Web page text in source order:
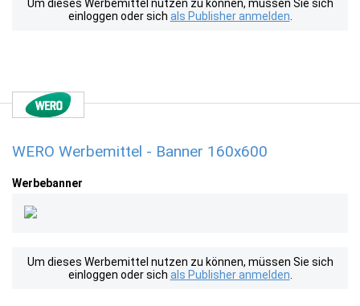
Um dieses Werbemittel nutzen zu können, müssen Sie sich
einloggen oder sich als Publisher anmelden
WERO Werbemittel - Banner 160x600
Werbebanner
Um dieses Werbemittel nutzen zu können, müssen Sie sich
einloggen oder sich als Publisher anmelden